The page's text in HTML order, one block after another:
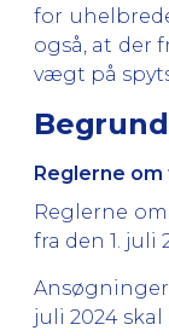
for
også, at der
vægt på
Reglerne
Reglerne
fra den 1. juli
juli 2024